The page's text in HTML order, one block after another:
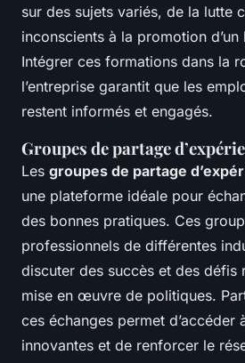
sur des sujets variés, de la lutte
inconscients à la promotion
Intégrer ces formations dans la
l’entreprise garantit que les
restent informés et engagés.
Groupes de partage
Les groupes de partage
une plateforme idéale pour
des bonnes pratiques. Ces
professionnels de différentes
discuter des succès et des défis
mise en œuvre de politiques.
ces échanges permet d’accéder
innovantes et de renforcer le